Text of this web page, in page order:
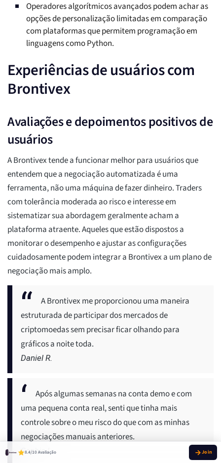
Operadores algorítmicos avançados podem achar as
opções de personalização limitadas em comparação
com plataformas que permitem programação em
linguagens como Python.
Experiências de usuários com
Brontivex
Avaliações e depoimentos positivos de
usuários
A Brontivex tende a funcionar melhor para usuários que
entendem que a negociação automatizada é uma
ferramenta, não uma máquina de fazer dinheiro. Traders
com tolerância moderada ao risco e interesse em
sistematizar sua abordagem geralmente acham a
plataforma atraente. Aqueles que estão dispostos a
monitorar o desempenho e ajustar as configurações
cuidadosamente podem integrar a Brontivex a um plano de
negociação mais amplo.
A Brontivex me proporcionou uma maneira
estruturada de participar dos mercados de
criptomoedas sem precisar ficar olhando para
gráficos a noite toda.
Daniel R.
Após algumas semanas na conta demo e com
uma pequena conta real, senti que tinha mais
controle sobre o meu risco do que com as minhas
negociações manuais anteriores.
Sophie L.
8.4/10 Avaliação